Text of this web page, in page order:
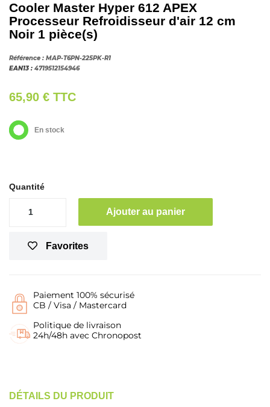
Cooler Master Hyper 612 APEX
Processeur Refroidisseur d'air 12 cm
Noir 1 pièce(s)
Référence : MAP-T6PN-225PK-R1
EAN13 : 4719512154946
65,90 € TTC
En stock
Quantité
Ajouter au panier
Favorites
Paiement 100% sécurisé
CB / Visa / Mastercard
Politique de livraison
24h/48h avec Chronopost
DÉTAILS DU PRODUIT